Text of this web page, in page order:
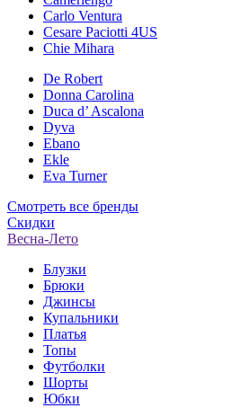
Carlo Ventura
Cesare Paciotti 4US
Chie Mihara
De Robert
Donna Carolina
Duca d’ Ascalona
Dyva
Ebano
Ekle
Eva Turner
Смотреть все бренды
Скидки
Весна-Лето
Блузки
Брюки
Джинсы
Купальники
Платья
Топы
Футболки
Шорты
Юбки